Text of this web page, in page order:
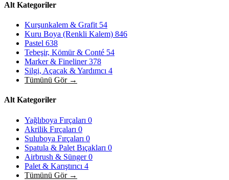
Alt Kategoriler
Kurşunkalem & Grafit 54
Kuru Boya (Renkli Kalem) 846
Pastel 638
Tebeşir, Kömür & Conté 54
Marker & Fineliner378
Silgi, Açacak & Yardımcı 4
Tümünü Gör →
Alt Kategoriler
Yağlıboya Fırçaları 0
Akrilik Fırçaları 0
Suluboya Fırçaları 0
Spatula & Palet Bıçakları 0
Airbrush & Sünger0
Palet & Karıştırıcı 4
Tümünü Gör →